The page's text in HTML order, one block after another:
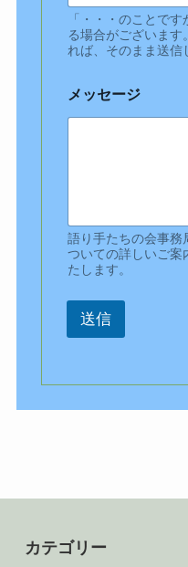
「・・・のことで
る場合がございま
れば、そのまま送信
メッセージ
語り手たちの会事務
ついての詳しいご案
たします。
送信
カテゴリー